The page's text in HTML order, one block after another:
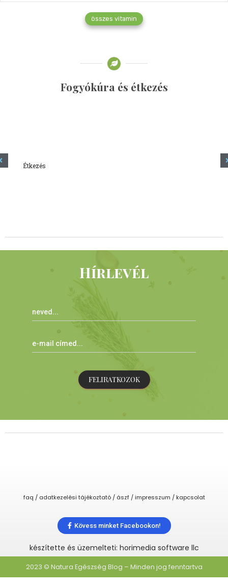
összes vitamin
Fogyókúra és étkezés
Étkezés
Hírlevél
FELIRATKOZOK
faq / adatkezelési tájékoztató / ászf / impresszum / kapcsolat
Kövess minket Facebookon!
készítette és üzemelteti: horimedia software llc
2023 © Natura Egészség Blog – Minden jog fenntartva